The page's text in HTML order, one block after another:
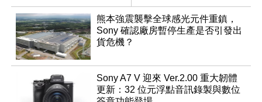
調編輯
貨時間
熊本強震襲擊全球感光元件重鎮，
Sony 確認廠房暫停生產是否引發出
貨危機？
Sony A7 V 迎來 Ver.2.00 重大韌體
更新：32 位元浮點音訊錄製與數位